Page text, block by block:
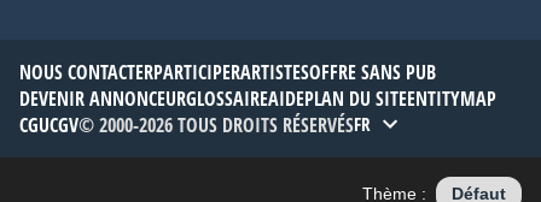
NOUS CONTACTERPARTICIPERARTISTESOFFRE SANS PUB
DEVENIR ANNONCEURGLOSSAIREAIDEPLAN DU SITEENTITYMAP
CGUCGV© 2000-2026 TOUS DROITS RÉSERVÉSFR
Thème : Défaut